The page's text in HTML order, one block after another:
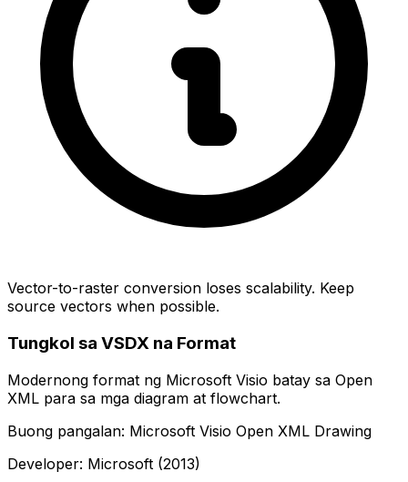
Vector-to-raster conversion loses scalability. Keep
source vectors when possible.
Tungkol sa VSDX na Format
Modernong format ng Microsoft Visio batay sa Open
XML para sa mga diagram at flowchart.
Buong pangalan: Microsoft Visio Open XML Drawing
Developer: Microsoft (2013)